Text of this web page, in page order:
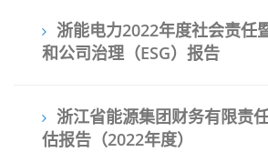
浙能电力2022年度社会责任
和公司治理（ESG）报告
浙江省能源集团财务有限责
估报告（2022年度）